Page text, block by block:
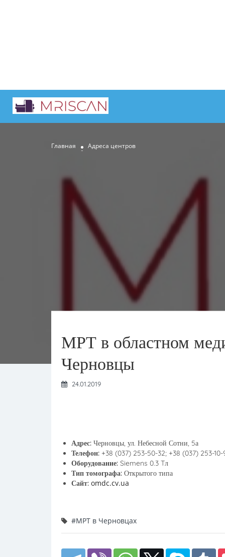
Главная Адреса центров
МРТ в областном
Черновцы
24.01.2019
Адрес: Черновцы, ул. Небесной Сотни, 5а
Телефон: +38 (037) 253-50-32; +38 (037) 253-10-
Оборудование: Siemens 0.3 Tл
Тип томографа: Открытого типа
Сайт: omdc.cv.ua
#МРТ в Черновцах